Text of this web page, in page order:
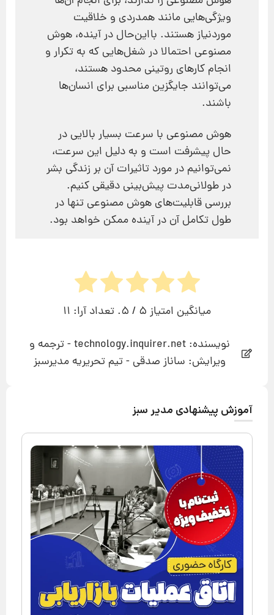
ویژگی‌هایی مانند همدردی و خلاقیت
موردنیاز هستند. بااین‌حال در آینده، هوش
مصنوعی احتمالا در شغل‌هایی که به تکرار و
انجام کارهای روتینی محدود هستند،
می‌توانند جایگزین مناسبی برای انسان‌ها
باشند.
هوش مصنوعی با سرعت بسیار بالایی در
حال پیشرفت است و به دلیل این سرعت،
نمی‌توانیم در مورد تاثیرات آن بر زندگی بشر
در طولانی‌مدت پیش‌بینی دقیقی کنیم.
بررسی قابلیت‌های هوش مصنوعی تنها در
طول تکامل آن در آینده ممکن خواهد بود.
میانگین امتیاز 5 / 5. تعداد آرا:
11
نویسنده: technology.inquirer.net - ترجمه و
ویرایش: ساناز صدقی - تیم تحریریه مدیرسبز
آموزش پیشنهادی مدیر سبز